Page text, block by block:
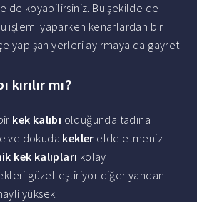
de koyabilirsiniz. Bu şekilde de
işlemi yaparken kenarlardan bir
yapışan yerleri ayırmaya da gayret
kırılır mı?
kek kalıbı olduğunda tadına
ve dokuda kekler elde etmeniz
kek kalıpları kolay
güzelleştiriyor diğer yandan
yüksek.